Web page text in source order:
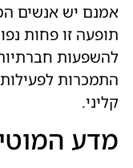
אמנם יש אנשים
תופעה זו פחות
להשפעות
התמכרות לפעילות
קליני.
מדע